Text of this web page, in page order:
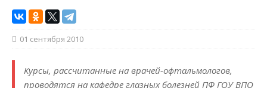
01 сентября 2010
Курсы, рассчитанные на врачей-офтальмологов,
проводятся на кафедре глазных болезней ПФ ГОУ ВПО